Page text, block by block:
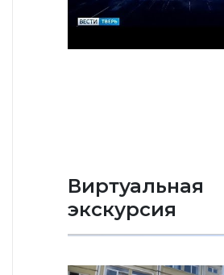
Виртуальная
экскурсия